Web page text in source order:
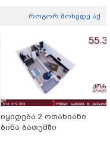
როგორ მოხვდე აქ
იყიდება 2 ოთახიანი
ბინა ბათუმში